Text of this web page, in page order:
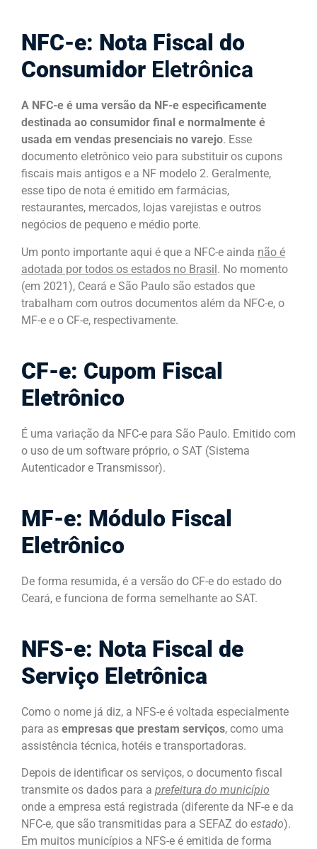
NFC-e: Nota Fiscal do
Consumidor Eletrônica
A NFC-e é uma versão da NF-e especificamente
destinada ao consumidor final e normalmente é
usada em vendas presenciais no varejo. Esse
documento eletrônico veio para substituir os cupons
fiscais mais antigos e a NF modelo 2. Geralmente,
esse tipo de nota é emitido em farmácias,
restaurantes, mercados, lojas varejistas e outros
negócios de pequeno e médio porte.
Um ponto importante aqui é que a NFC-e ainda não é
adotada por todos os estados no Brasil. No momento
(em 2021), Ceará e São Paulo são estados que
trabalham com outros documentos além da NFC-e, o
MF-e e o CF-e, respectivamente.
CF-e: Cupom Fiscal
Eletrônico
É uma variação da NFC-e para São Paulo. Emitido com
o uso de um software próprio, o SAT (Sistema
Autenticador e Transmissor).
MF-e: Módulo Fiscal
Eletrônico
De forma resumida, é a versão do CF-e do estado do
Ceará, e funciona de forma semelhante ao SAT.
NFS-e: Nota Fiscal de
Serviço Eletrônica
Como o nome já diz, a NFS-e é voltada especialmente
para as empresas que prestam serviços, como uma
assistência técnica, hotéis e transportadoras.
Depois de identificar os serviços, o documento fiscal
transmite os dados para a prefeitura do município
onde a empresa está registrada (diferente da NF-e e da
NFC-e, que são transmitidas para a SEFAZ do estado).
Em muitos municípios a NFS-e é emitida de forma